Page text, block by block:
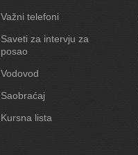
Važni telefoni
Saveti za intervju za
posao
Vodovod
Saobraćaj
Kursna lista